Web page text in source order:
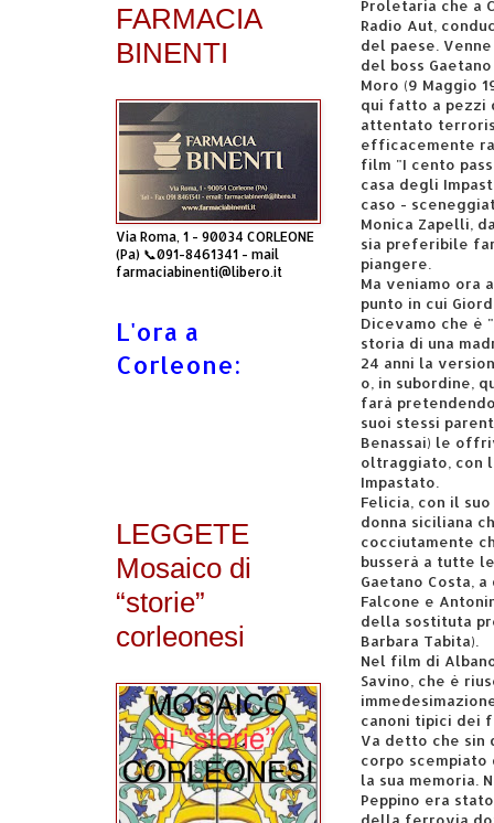
Proletaria che a
Radio Aut,
del paese.
del boss
Moro (9 Maggio
qui fatto a pezzi
attentato
efficacemente
film "I cento
casa degli
caso -
Monica Zapelli,
sia preferibile
piangere.
Ma veniamo ora
punto in cui
Dicevamo che è
storia di una
24 anni la
o, in subordine,
farà
suoi stessi
Benassai) le
oltraggiato, con
Impastato.
Felicia, con il
donna siciliana
cocciutamente
busserà a tutte
Gaetano Costa,
Falcone e
della sostituta
Barbara Tabita).
Nel film di
Savino, che è
canoni tipici dei
Va detto che sin
corpo scempiato
la sua memoria.
Peppino era
FARMACIA
BINENTI
Via Roma, 1 - 90034 CORLEONE
(Pa) 📞091-8461341 - mail
farmaciabinenti@libero.it
L'ora a
Corleone:
LEGGETE
Mosaico di
“storie”
corleonesi